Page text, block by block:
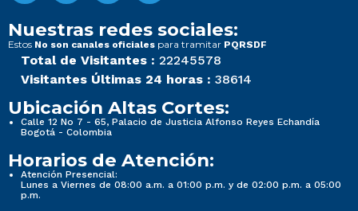
Nuestras redes sociales:
Estos No son canales oficiales para tramitar PQRSDF
Total de Visitantes : 22245578
Visitantes Últimas 24 horas : 38614
Ubicación Altas Cortes:
Calle 12 No 7 - 65, Palacio de Justicia Alfonso Reyes Echandía
Bogotá - Colombia
Horarios de Atención:
Atención Presencial:
Lunes a Viernes de 08:00 a.m. a 01:00 p.m. y de 02:00 p.m. a 05:00
p.m.